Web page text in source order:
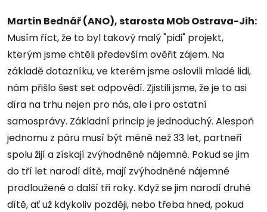
Martin Bednář (ANO), starosta MOb Ostrava-Jih:
Musím říct, že to byl takový malý "pidi" projekt,
kterým jsme chtěli především ověřit zájem. Na
základě dotazníku, ve kterém jsme oslovili mladé lidi,
nám přišlo šest set odpovědí. Zjistili jsme, že je to asi
díra na trhu nejen pro nás, ale i pro ostatní
samosprávy. Základní princip je jednoduchý. Alespoň
jednomu z páru musí být méně než 33 let, partneři
spolu žijí a získají zvýhodněné nájemné. Pokud se jim
do tří let narodí dítě, mají zvýhodněné nájemné
prodloužené o další tři roky. Když se jim narodí druhé
dítě, ať už kdykoliv později, nebo třeba hned, pokud